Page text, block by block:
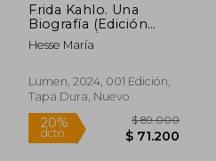
Frida Kahlo. Una
Biografía (Edición
Especial) / Frida
Kahlo. a Biography
Hesse María
Lumen, 2024, 001 Edición,
Tapa Dura, Nuevo
Rápido